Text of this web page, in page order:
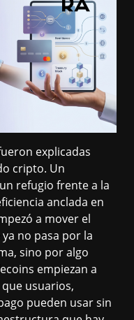
explicadas
cripto. Un
refugio frente a la
anclada en
a mover el
no pasa por la
sino por algo
empiezan a
usuarios,
pueden usar sin